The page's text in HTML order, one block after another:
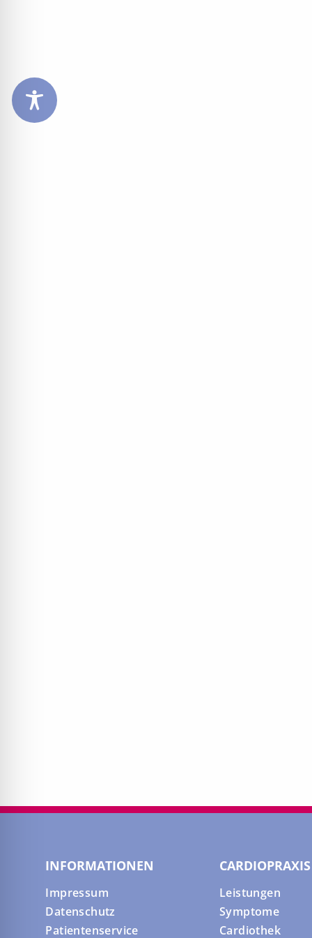
INFORMATIONEN
Impressum
Datenschutz
Patientenservice
CARDIOPRAXIS
Leistungen
Symptome
Cardiothek